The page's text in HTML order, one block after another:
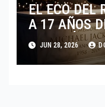
EL ECO DEL
A 17 AÑOS
EL
2026
JUN 28, 2026